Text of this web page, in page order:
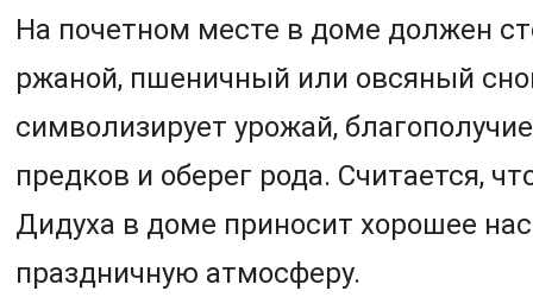
На почетном месте в доме должен
ржаной, пшеничный или овсяный
символизирует урожай,
предков и оберег рода. Считается,
Дидуха в доме приносит хорошее
праздничную атмосферу.